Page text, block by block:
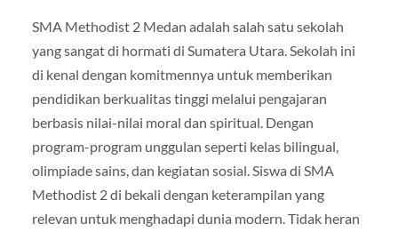
SMA Methodist 2 Medan adalah salah satu sekolah
yang sangat di hormati di Sumatera Utara. Sekolah ini
di kenal dengan komitmennya untuk memberikan
pendidikan berkualitas tinggi melalui pengajaran
berbasis nilai-nilai moral dan spiritual. Dengan
program-program unggulan seperti kelas bilingual,
olimpiade sains, dan kegiatan sosial. Siswa di SMA
Methodist 2 di bekali dengan keterampilan yang
relevan untuk menghadapi dunia modern. Tidak heran